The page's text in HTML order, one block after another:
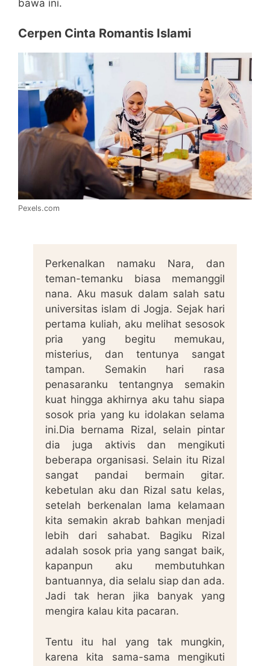
bawa ini.
Cerpen Cinta Romantis Islami
Pexels.com
Perkenalkan namaku Nara, dan
teman-temanku biasa memanggil
nana. Aku masuk dalam salah satu
universitas islam di Jogja. Sejak hari
pertama kuliah, aku melihat sesosok
pria yang begitu memukau,
misterius, dan tentunya sangat
tampan. Semakin hari rasa
penasaranku tentangnya semakin
kuat hingga akhirnya aku tahu siapa
sosok pria yang ku idolakan selama
ini.Dia bernama Rizal, selain pintar
dia juga aktivis dan mengikuti
beberapa organisasi. Selain itu Rizal
sangat pandai bermain gitar.
kebetulan aku dan Rizal satu kelas,
setelah berkenalan lama kelamaan
kita semakin akrab bahkan menjadi
lebih dari sahabat. Bagiku Rizal
adalah sosok pria yang sangat baik,
kapanpun aku membutuhkan
bantuannya, dia selalu siap dan ada.
Jadi tak heran jika banyak yang
mengira kalau kita pacaran.
Tentu itu hal yang tak mungkin,
karena kita sama-sama mengikuti